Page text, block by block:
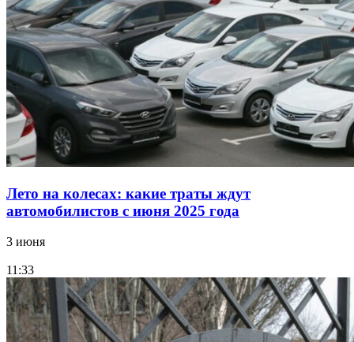
Лето на колесах: какие траты ждут
автомобилистов с июня 2025 года
3 июня
11:33